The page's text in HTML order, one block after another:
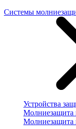
Системы
Устройства
Молниезащита
Молниезащита